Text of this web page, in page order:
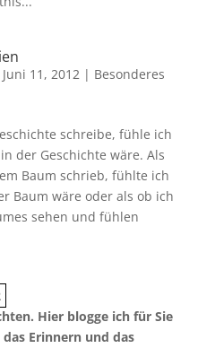
Juni 11, 2012| Besonderes
schreibe, fühle ich
der Geschichte wäre. Als
Baum schrieb, fühlte ich
Baum wäre oder als ob ich
sehen und fühlen
Hier blogge ich für Sie
Erinnern und das